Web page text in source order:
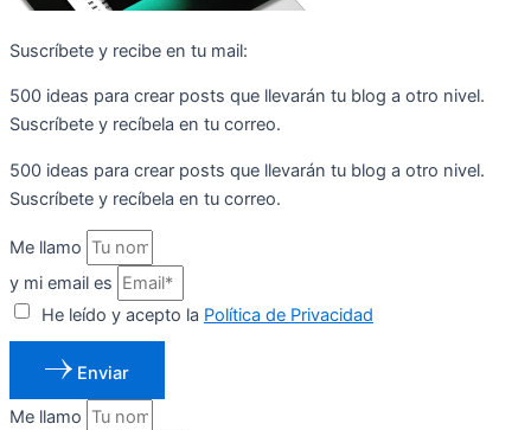
Suscríbete y recibe en tu mail:
500 ideas para crear posts que llevarán tu blog a otro nivel.
Suscríbete y recíbela en tu correo.
500 ideas para crear posts que llevarán tu blog a otro nivel.
Suscríbete y recíbela en tu correo.
Me llamo
y mi email es
He leído y acepto la Política de Privacidad
Enviar
Me llamo